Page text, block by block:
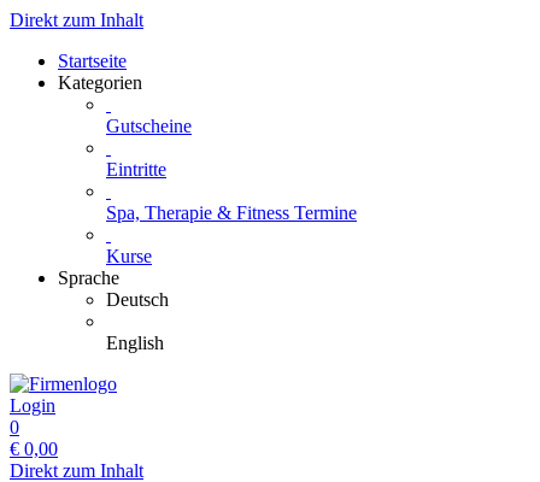
Direkt zum Inhalt
Startseite
Kategorien
Gutscheine
Eintritte
Spa, Therapie & Fitness Termine
Kurse
Sprache
Deutsch
English
Login
0
€ 0,00
Direkt zum Inhalt